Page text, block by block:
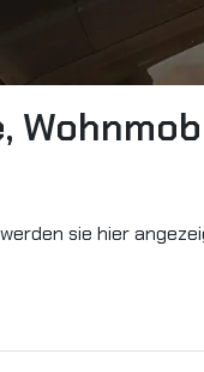
sie hier